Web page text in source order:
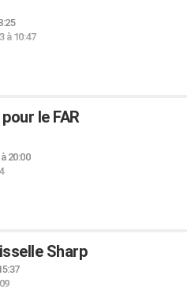
à 10:47
le FAR
20:00
Sharp